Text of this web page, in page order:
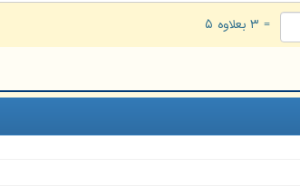
= ۳ بعلاوه ۵